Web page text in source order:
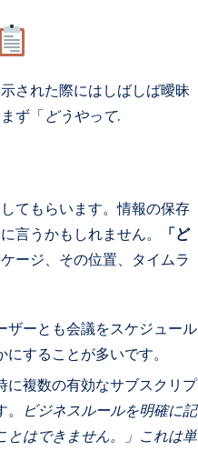
された際にはしばしば曖昧
ず「どうやって.
てもらいます。情報の保存
言うかもしれません。
「ど
ージ、その位置、タイムラ
ザーとも会議をスケジュール
することが多いです。
に複数の有効なサブスクリプ
ビジネスルールを明確に記
とはできません。」これは単